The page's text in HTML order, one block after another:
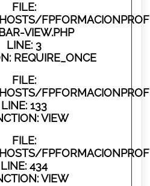
FILE:
VIEW.PHP
LINE: 3
REQUIRE_ONCE
FILE:
LINE: 133
VIEW
FILE:
LINE: 434
VIEW